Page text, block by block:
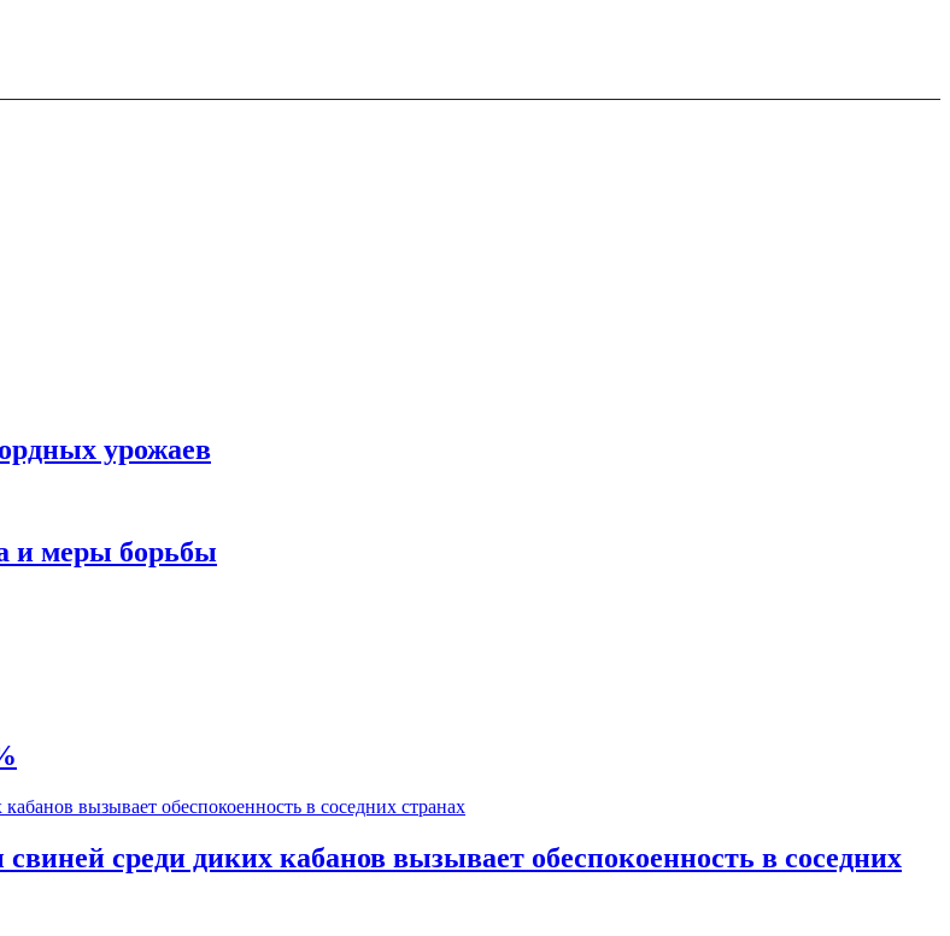
урожаев
и меры борьбы
среди диких кабанов вызывает обеспокоенность в соседних